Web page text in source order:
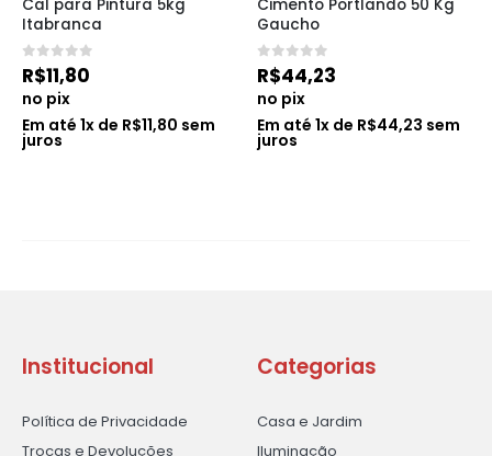
Cal para Pintura 5kg
Itabranca
0de 5
R$11,80
no pix
Em até 1x de R$11,80 sem
juros
Cimento Portlando 50 Kg
Gaucho
0de 5
R$44,23
no pix
Em até 1x de R$44,23 sem
juros
Institucional
Política de Privacidade
Trocas e Devoluções
Categorias
Casa e Jardim
Iluminação